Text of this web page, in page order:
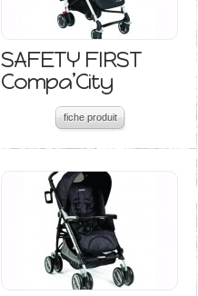
SAFETY FIRST
Compa’City
fiche produit